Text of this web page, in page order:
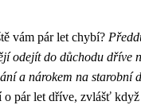
vám pár let chybí?
odejít do důchodu dříve
a nárokem na starobní
o pár let dříve, zvlášť